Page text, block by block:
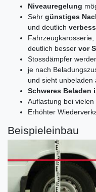
Niveauregelung
Sehr günstiges
und deutlich
Fahrzeugkarosserie,
deutlich besser vor
Stossdämpfer
je nach
und sieht unbeladen
Schweres Beladen
Auflastung bei
Erhöhter
Beispieleinbau